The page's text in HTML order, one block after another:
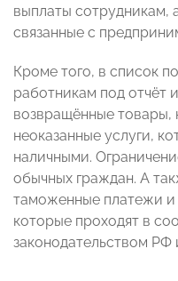
выплаты сотрудникам,
связанные с
Кроме того, в список
работникам под отчёт
возвращённые
неоказанные услуги,
наличными.
обычных граждан. А
таможенные платежи и
которые проходят в
законодательством